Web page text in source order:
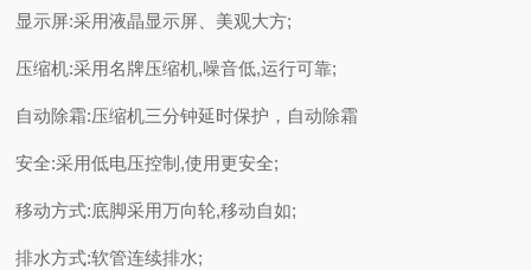
显示屏:采用液晶显示屏、美观大方;
压缩机:采用名牌压缩机,噪音低,运行可靠;
自动除霜:压缩机三分钟延时保护，自动除霜
安全:采用低电压控制,使用更安全;
移动方式:底脚采用万向轮,移动自如;
排水方式:软管连续排水;